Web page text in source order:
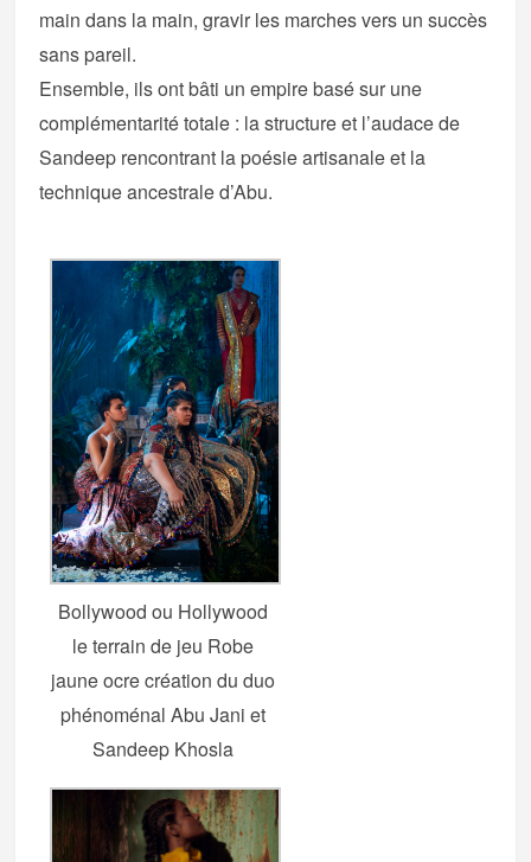
main dans la main, gravir les marches vers un succès
sans pareil.
Ensemble, ils ont bâti un empire basé sur une
complémentarité totale : la structure et l’audace de
Sandeep rencontrant la poésie artisanale et la
technique ancestrale d’Abu.
Bollywood ou Hollywood
le terrain de jeu Robe
jaune ocre création du duo
phénoménal Abu Jani et
Sandeep Khosla